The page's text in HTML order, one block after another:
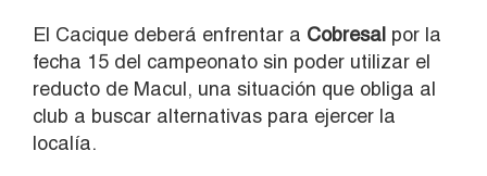
El Cacique deberá enfrentar a Cobresal por la
fecha 15 del campeonato sin poder utilizar el
reducto de Macul, una situación que obliga al
club a buscar alternativas para ejercer la
localía.